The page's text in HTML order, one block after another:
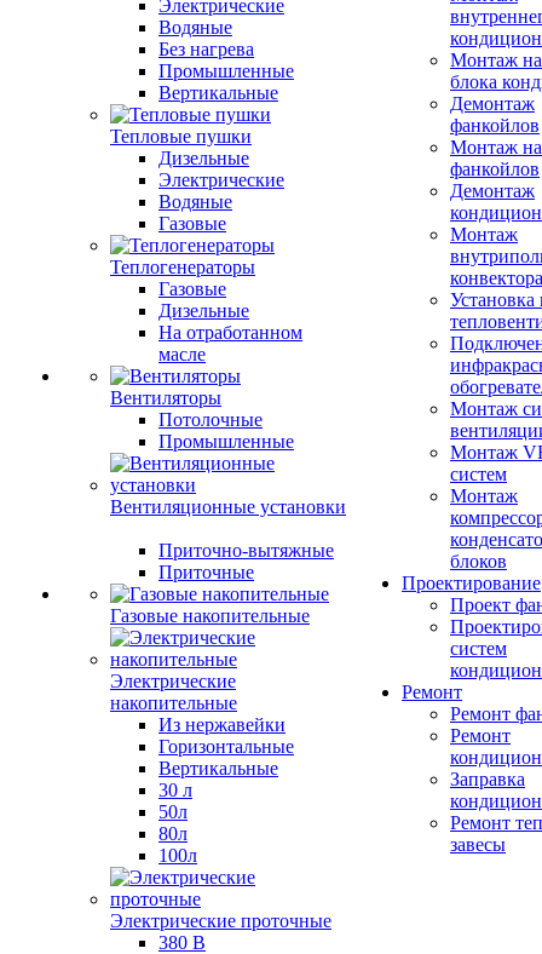
Электрические
Водяные
Без нагрева
Промышленные
Вертикальные
Тепловые пушки
Дизельные
Электрические
Водяные
Газовые
Теплогенераторы
Газовые
Дизельные
На отработанном
масле
Вентиляторы
Потолочные
Промышленные
Вентиляционные установки
Приточно-вытяжные
Приточные
Газовые накопительные
Электрические
накопительные
Из нержавейки
Горизонтальные
Вертикальные
30 л
50л
80л
100л
Электрические проточные
380 В
Монтаж
блока
Демонтаж
фанкойлов
Монтаж
фанкойлов
Демонтаж
Монтаж
конвектора
Установка
Монтаж
Монтаж
систем
Монтаж
блоков
Проектирование
Проект
систем
Ремонт
Ремонт
Ремонт
Заправка
Ремонт
завесы